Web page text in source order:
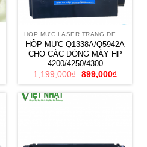
HỘP MỰC Q1338A/Q5942A
CHO CÁC DÒNG MÁY HP
4200/4250/4300
1,199,000₫ Giá
899,000₫Giá